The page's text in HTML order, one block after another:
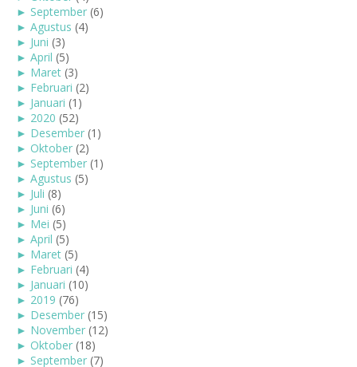
► September (6)
► Agustus (4)
► Juni (3)
► April (5)
► Maret (3)
► Februari (2)
► Januari (1)
► 2020 (52)
► Desember (1)
► Oktober (2)
► September (1)
► Agustus (5)
► Juli (8)
► Juni (6)
► Mei (5)
► April (5)
► Maret (5)
► Februari (4)
► Januari (10)
► 2019 (76)
► Desember (15)
► November (12)
► Oktober (18)
► September (7)